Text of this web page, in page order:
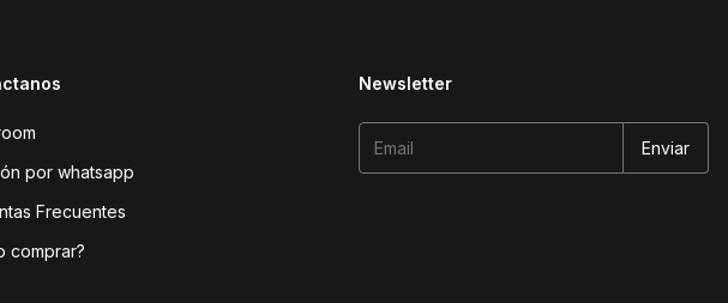
por whatsapp
Frecuentes
comprar?
Newsletter